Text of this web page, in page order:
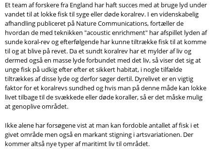
Et team af forskere fra England har haft succes med at bruge lyd under
vandet til at lokke fisk til syge eller døde koralrev. I en videnskabelig
afhandling publiceret på Nature Communications, fortæller de
hvordan de med teknikken "acoustic enrichment" har afspillet lyden af
sunde koral-rev og efterfølgende har kunne tiltrække fisk til at komme
til og at blive på revet. Da et sundt koralrev har et mylder af liv og
dermed også en masse lyde forbundet med det liv, så viser det sig at
unge fisk på udkig efter efter et sikkert habitat, i nogle tilfælde
tiltrækkes af disse lyde og derfor søger dertil. Dyrelivet er en vigtig
faktor for et koralrevs sundhed og hvis man på denne måde kan lokke
livet tilbage til de svækkede eller døde koraller, så er det måske mulig
at genoplive området.
Ikke alene har forsøgene vist at man kan fordoble antallet af fisk i et
givet område men også en markant stigning i artsvariationen. Der
kommer altså nye typer af maritimt liv til området.